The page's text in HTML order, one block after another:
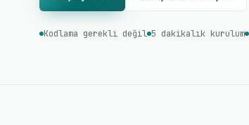
Kodlama gerekli değil 5 dakikalık kurulum